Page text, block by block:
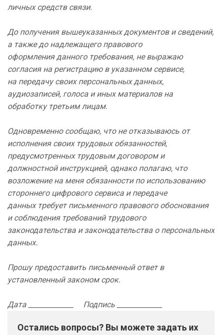
личных средств связи.
До получения вышеуказанных документов и сведений,
а также до надлежащего правового
оформления данного требования, не выражаю
согласия на регистрацию в указанном сервисе,
на передачу своих персональных данных,
аудиозаписей, голоса и иных материалов на
обработку третьим лицам.
Одновременно сообщаю, что не отказываюсь от
исполнения своих трудовых обязанностей,
предусмотренных трудовым договором и
должностной инструкцией, однако полагаю, что
возложение на меня обязанности по использованию
стороннего цифрового сервиса и передаче
данных требует письменного правового обоснования
и соблюдения требований трудового
законодательства и законодательства о персональных
данных.
Прошу предоставить письменный ответ в
установленный законом срок.
Дата _____________ Подпись _____________
Остались вопросы? Вы можете задать их